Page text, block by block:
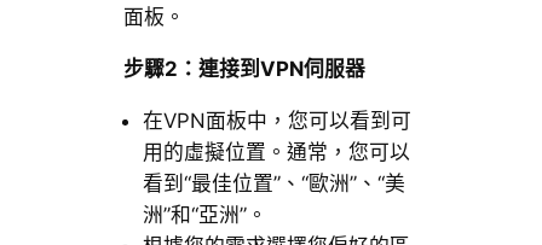
面板。
步驟2：連接到VPN伺服器
在VPN面板中，您可以看到可
用的虛擬位置。通常，您可以
看到“最佳位置”、“歐洲”、“美
洲”和“亞洲”。